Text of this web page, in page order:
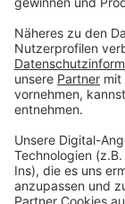
Gründer
"Gründerstein
Unterstützern
die Logistik-
Anzeige